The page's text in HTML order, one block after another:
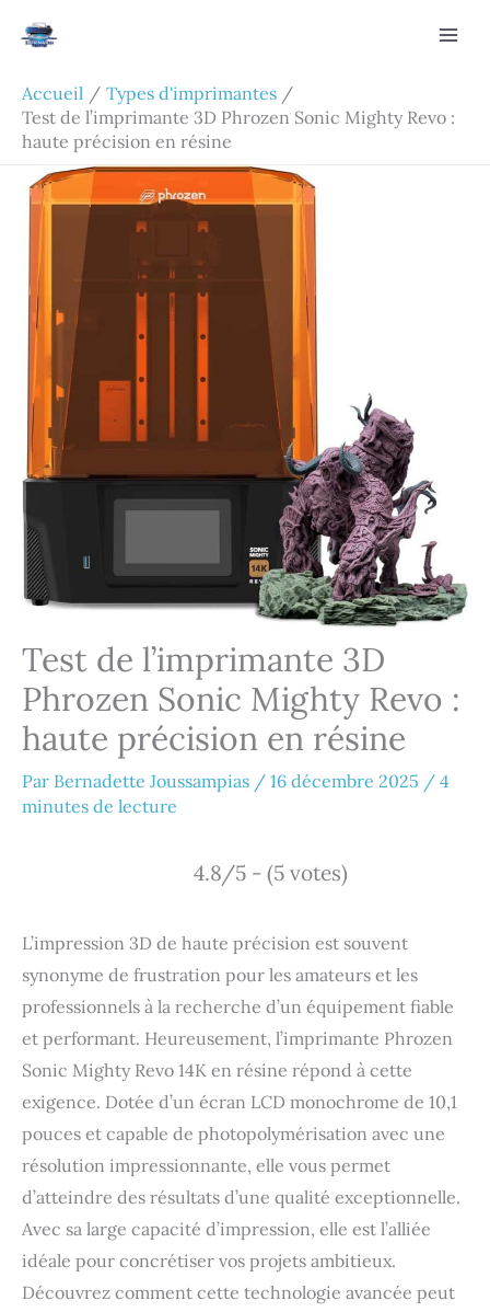
Accueil
Types d'imprimantes
Test de l’imprimante 3D Phrozen Sonic Mighty Revo :
haute précision en résine
Test de l’imprimante 3D
Phrozen Sonic Mighty Revo :
haute précision en résine
Par Bernadette Joussampias / 16 décembre 2025 / 4
minutes de lecture
4.8/5 - (5 votes)
L’impression 3D de haute précision est souvent
synonyme de frustration pour les amateurs et les
professionnels à la recherche d’un équipement fiable
et performant. Heureusement, l’imprimante Phrozen
Sonic Mighty Revo 14K en résine répond à cette
exigence. Dotée d’un écran LCD monochrome de 10,1
pouces et capable de photopolymérisation avec une
résolution impressionnante, elle vous permet
d’atteindre des résultats d’une qualité exceptionnelle.
Avec sa large capacité d’impression, elle est l’alliée
idéale pour concrétiser vos projets ambitieux.
Découvrez comment cette technologie avancée peut
Rechercher